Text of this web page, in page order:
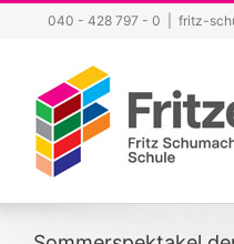
springen
040 - 428 797 - 0 fritz-